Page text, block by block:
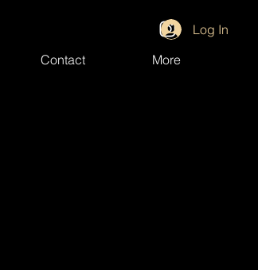
Contact More
Log In